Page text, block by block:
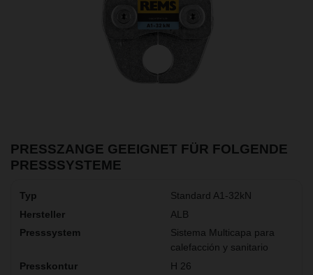
PRESSZANGE GEEIGNET FÜR FOLGENDE
PRESSSYSTEME
Standard A1-32kN
ALB
Sistema Multicapa para
calefacción y sanitario
H 26